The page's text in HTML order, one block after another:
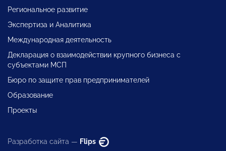
Региональное развитие
Экспертиза и Аналитика
Международная деятельность
Декларация о взаимодействии крупного бизнеса с
субъектами МСП
Бюро по защите прав предпринимателей
Образование
Проекты
Разработка сайта — Flips